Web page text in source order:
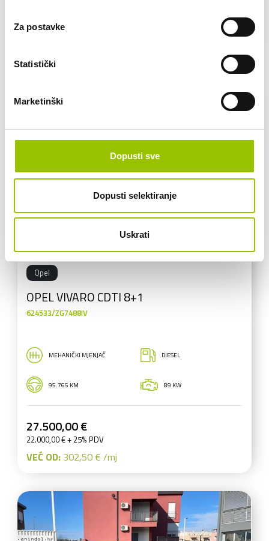
Za postavke
Statistički
Marketinški
Dopusti sve
Dopusti selektiranje
Uskrati
5.520,00 € + 25% PDV
Opel
OPEL VIVARO CDTI 8+1
624533/ZG7488IV
MEHANIČKI MJENJAČ DIESEL
95.765 KM 89 KW
27.500,00 €
22.000,00 € + 25% PDV
VEĆ OD: 302,50 € /mj